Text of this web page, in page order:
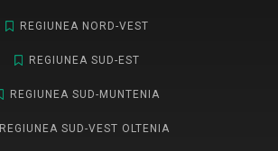
REGIUNEA NORD-VEST
REGIUNEA SUD-EST
REGIUNEA SUD-MUNTENIA
REGIUNEA SUD-VEST OLTENIA